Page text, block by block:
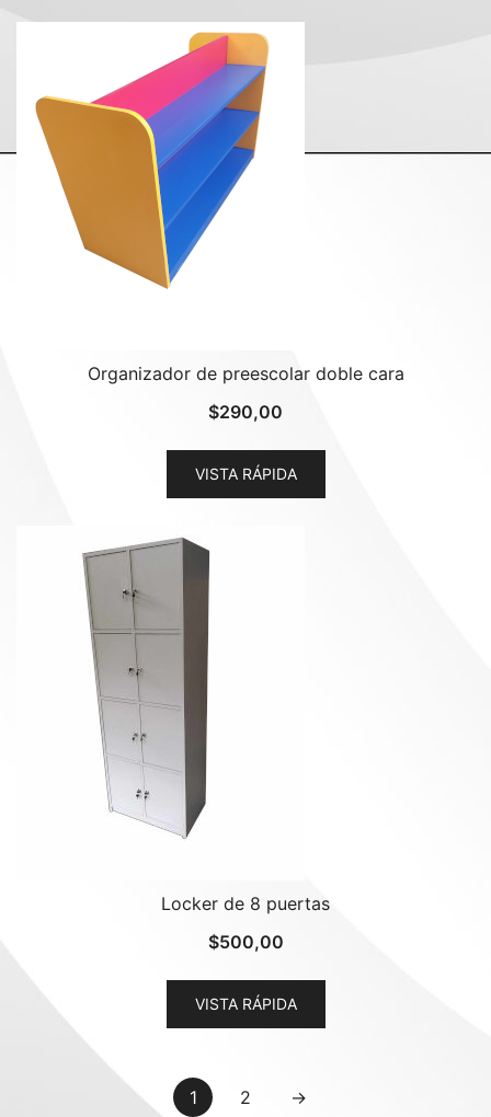
Organizador de preescolar doble cara
$290,00
VISTA RÁPIDA
Locker de 8 puertas
$500,00
VISTA RÁPIDA
1 2 →